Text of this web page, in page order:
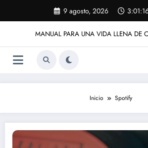
contenido
9 agosto, 2026
MANUAL PARA UNA VIDA LLENA DE
Inicio Spotify